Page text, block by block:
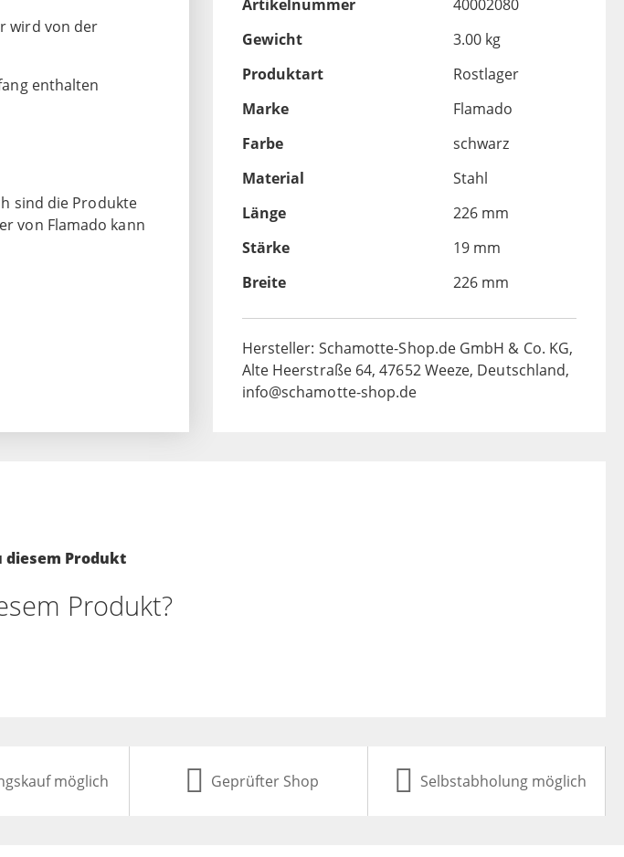
wird von der
enthalten
sind die Produkte
von Flamado kann
Artikelnummer
40002080
Gewicht
3.00 kg
Produktart
Rostlager
Marke
Flamado
Farbe
schwarz
Material
Stahl
Länge
226 mm
Stärke
19 mm
Breite
226 mm
Hersteller: Schamotte-Shop.de GmbH & Co. KG,
Alte Heerstraße 64, 47652 Weeze, Deutschland,
info@schamotte-shop.de
diesem Produkt
Produkt?
möglich Geprüfter Shop Selbstabholung möglich